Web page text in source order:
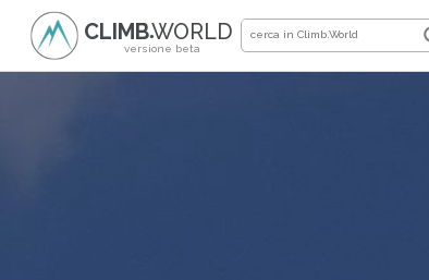
versione beta
CLIMB●WORLD